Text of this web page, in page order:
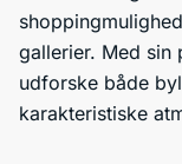
gallerier. Med sin
udforske både
karakteristiske